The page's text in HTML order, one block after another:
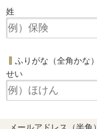
姓
ふりがな（全角かな）
せい
メールアドレス（半角）